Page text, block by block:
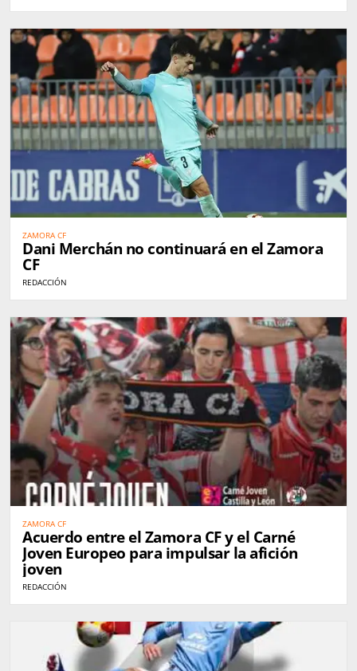
ZAMORA CF
Dani Merchán no continuará en el Zamora
CF
REDACCIÓN
ZAMORA CF
Acuerdo entre el Zamora CF y el Carné
Joven Europeo para impulsar la afición
joven
REDACCIÓN